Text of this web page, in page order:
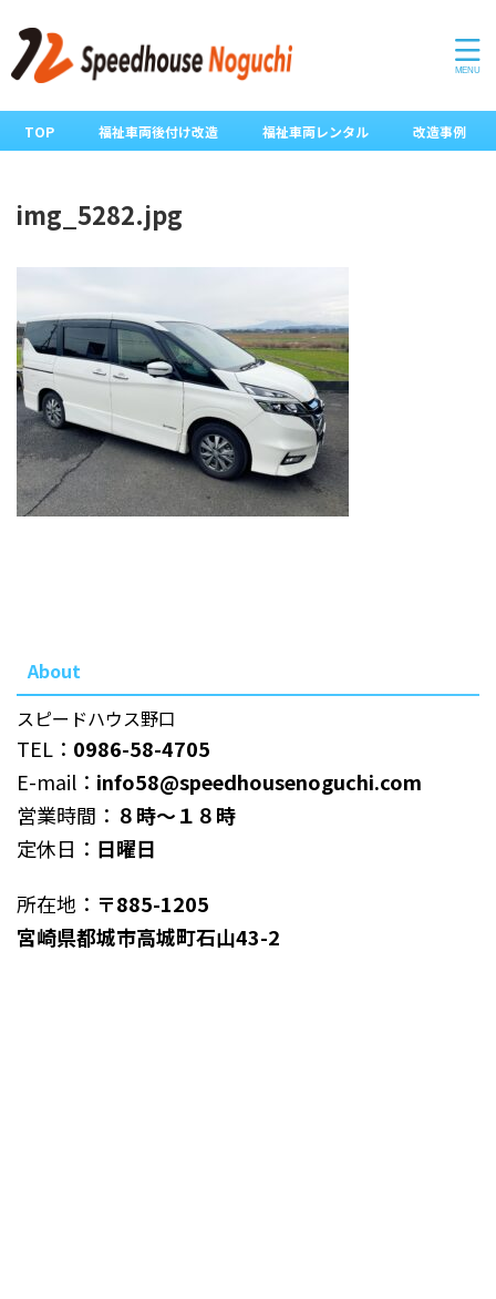
TOP 福祉車両後付け改造 福祉車両レンタル 改造事例
img_5282.jpg
About
スピードハウス野口
TEL： 0986-58-4705
E-mail： info58@speedhousenoguchi.com
営業時間： ８時～１８時
定休日： 日曜日
所在地： 〒885-1205
宮崎県都城市高城町石山43-2